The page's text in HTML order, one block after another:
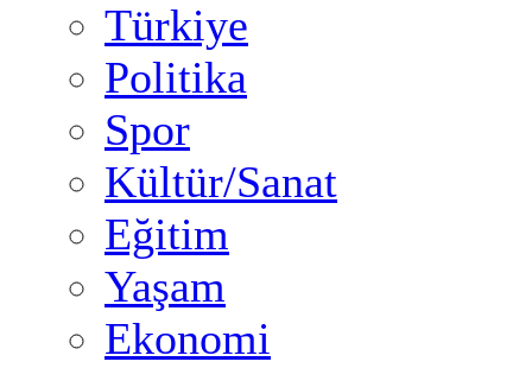
Türkiye
Politika
Spor
Kültür/Sanat
Eğitim
Yaşam
Ekonomi